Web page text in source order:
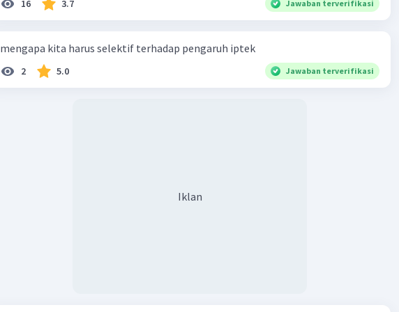
1.Hak Warga Negara:
beribadat menurut agamanya dan kepercayannya itu."
- Pasal 28G ayat 2: "Setiap orang berhak bebas dari penyiksaan atau
16 3.7 Jawaban terverifikasi
mengapa kita harus selektif terhadap pengaruh iptek
2 5.0 Jawaban terverifikasi
Iklan